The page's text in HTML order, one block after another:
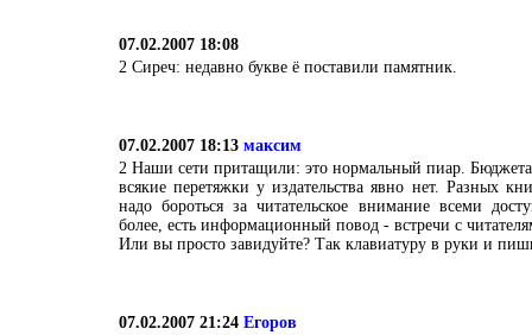
07.02.2007 18:08
2 Сиреч: недавно букве ё поставили памятник.
07.02.2007 18:13 максим
2 Наши сети притащили: это нормальный пиар.
всякие перетяжки у издательства явно нет. Разных
надо бороться за читательское внимание всеми
более, есть информационный повод - встречи с
Или вы просто завидуйте? Так клавиатуру в руки и
07.02.2007 21:24 Егоров